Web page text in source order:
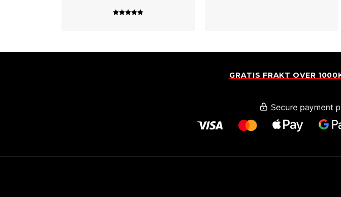
Karakter:
GRATIS FRAKT OVER